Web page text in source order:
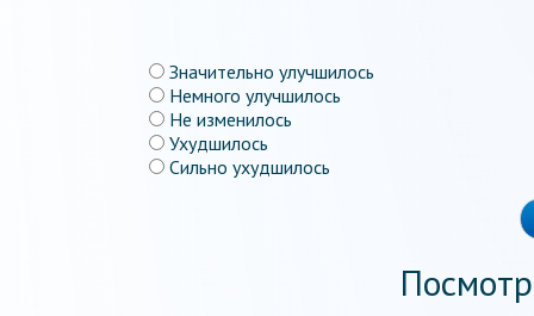
Значительно улучшилось
Немного улучшилось
Не изменилось
Ухудшилось
Сильно ухудшилось